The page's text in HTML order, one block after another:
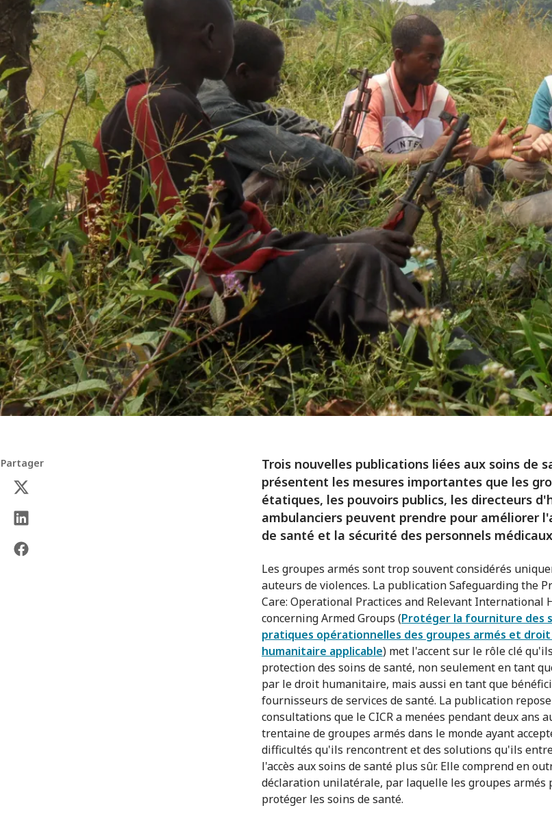
Partager
Trois nouvelles publications liées aux soins de
présentent les mesures importantes que les
étatiques, les pouvoirs publics, les directeurs
ambulanciers peuvent prendre pour améliorer
de santé et la sécurité des personnels
Les groupes armés sont trop souvent considérés
auteurs de violences. La publication Safeguarding the
Care: Operational Practices and Relevant International
concerning Armed Groups (Protéger la fourniture des
pratiques opérationnelles des groupes armés et
humanitaire applicable) met l'accent sur le rôle clé
protection des soins de santé, non seulement en tant
par le droit humanitaire, mais aussi en tant que
fournisseurs de services de santé. La publication
consultations que le CICR a menées pendant deux ans
trentaine de groupes armés dans le monde ayant
difficultés qu'ils rencontrent et des solutions qu'ils
l'accès aux soins de santé plus sûr. Elle comprend en
déclaration unilatérale, par laquelle les groupes armés
protéger les soins de santé.